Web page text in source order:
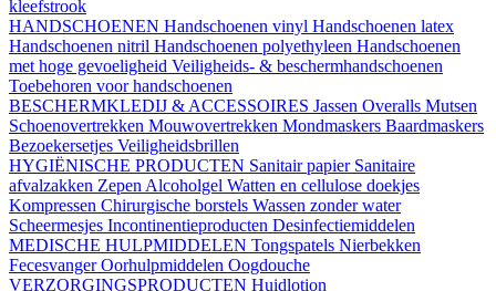
kleefstrook
HANDSCHOENEN Handschoenen vinyl Handschoenen latex
Handschoenen nitril Handschoenen polyethyleen Handschoenen
met hoge gevoeligheid Veiligheids- & beschermhandschoenen
Toebehoren voor handschoenen
BESCHERMKLEDIJ & ACCESSOIRES Jassen Overalls Mutsen
Schoenovertrekken Mouwovertrekken Mondmaskers Baardmaskers
Bezoekersetjes Veiligheidsbrillen
HYGIËNISCHE PRODUCTEN Sanitair papier Sanitaire
afvalzakken Zepen Alcoholgel Watten en cellulose doekjes
Kompressen Chirurgische borstels Wassen zonder water
Scheermesjes Incontinentieproducten Desinfectiemiddelen
MEDISCHE HULPMIDDELEN Tongspatels Nierbekken
FecesvangerOorhulpmiddelen Oogdouche
VERZORGINGSPRODUCTEN Huidlotion